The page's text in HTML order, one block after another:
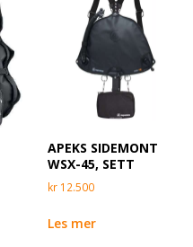
APEKS SIDEMONT
WSX-45, SETT
kr 12.500
Les mer